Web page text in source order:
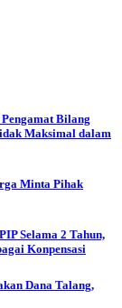
Bilang
Maksimal dalam
Minta Pihak
Selama 2 Tahun,
Konpensasi
Dana Talang,